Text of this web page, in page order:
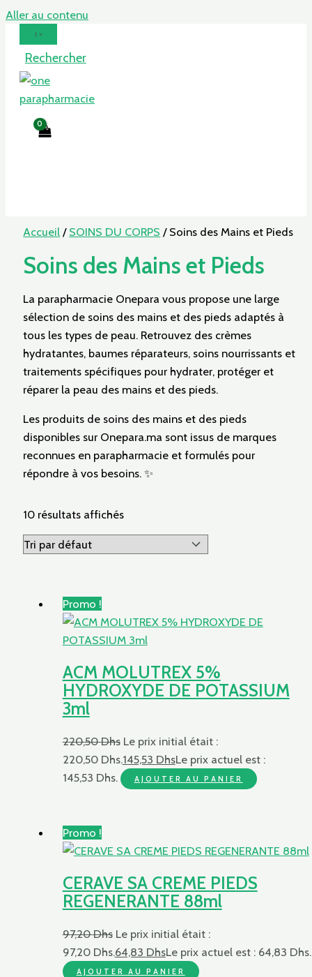
Aller au contenu
Rechercher
Accueil / SOINS DU CORPS / Soins des Mains et Pieds
Soins des Mains et Pieds
La parapharmacie Onepara vous propose une large
sélection de soins des mains et des pieds adaptés à
tous les types de peau. Retrouvez des crèmes
hydratantes, baumes réparateurs, soins nourrissants et
traitements spécifiques pour hydrater, protéger et
réparer la peau des mains et des pieds.
Les produits de soins des mains et des pieds
disponibles sur Onepara.ma sont issus de marques
reconnues en parapharmacie et formulés pour
répondre à vos besoins. ✨
10 résultats affichés
Promo !
ACM MOLUTREX 5%
HYDROXYDE DE POTASSIUM
3ml
220,50Dhs Le prix initial était :
220,50 Dhs.145,53 DhsLe prix actuel est :
145,53 Dhs.
AJOUTER AU PANIER
Promo !
CERAVE SA CREME PIEDS
REGENERANTE 88ml
97,20Dhs Le prix initial était :
97,20 Dhs.64,83 DhsLe prix actuel est : 64,83 Dhs.
AJOUTER AU PANIER